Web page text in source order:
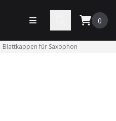
Menü öffnen 0
Blattkappen für Saxophon